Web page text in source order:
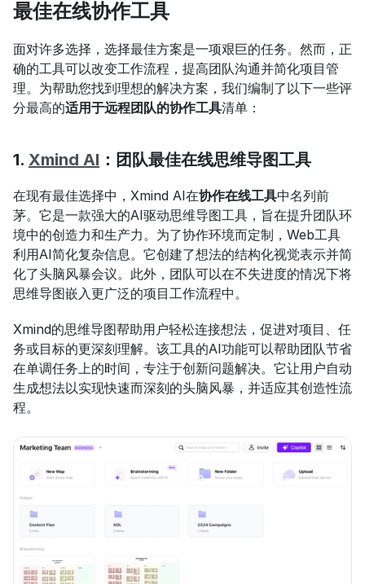
最佳在线协作工具
面对许多选择，选择最佳方案是一项艰巨的任务。然而，正
确的工具可以改变工作流程，提高团队沟通并简化项目管
理。为帮助您找到理想的解决方案，我们编制了以下一些评
分最高的适用于远程团队的协作工具清单：
1. Xmind AI ：团队最佳在线思维导图工具
在现有最佳选择中，Xmind AI在协作在线工具中名列前
茅。它是一款强大的AI驱动思维导图工具，旨在提升团队环
境中的创造力和生产力。为了协作环境而定制，Web工具
利用AI简化复杂信息。它创建了想法的结构化视觉表示并简
化了头脑风暴会议。此外，团队可以在不失进度的情况下将
思维导图嵌入更广泛的项目工作流程中。
Xmind的思维导图帮助用户轻松连接想法，促进对项目、任
务或目标的更深刻理解。该工具的AI功能可以帮助团队节省
在单调任务上的时间，专注于创新问题解决。它让用户自动
生成想法以实现快速而深刻的头脑风暴，并适应其创造性流
程。